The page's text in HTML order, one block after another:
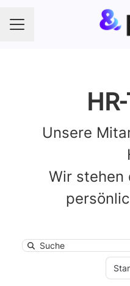
KARRIEREMENÜ
Unsere
Wir stehen
Search